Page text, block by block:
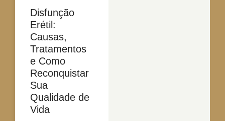
Disfunção
Erétil:
Causas,
Tratamentos
e Como
Reconquistar
Sua
Qualidade de
Vida